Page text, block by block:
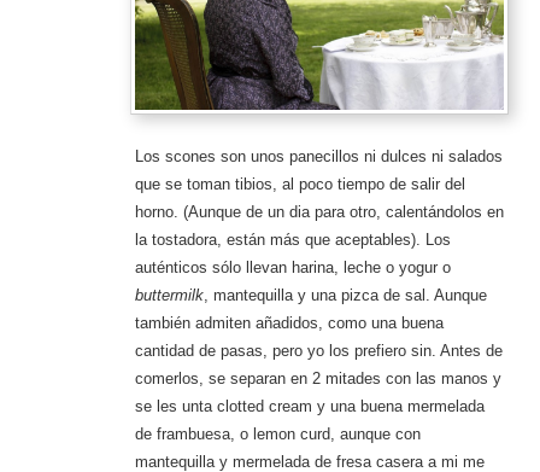
Los scones son unos panecillos ni dulces ni salados
que se toman tibios, al poco tiempo de salir del
horno. (Aunque de un dia para otro, calentándolos en
la tostadora, están más que aceptables). Los
auténticos sólo llevan harina, leche o yogur o
buttermilk, mantequilla y una pizca de sal. Aunque
también admiten añadidos, como una buena
cantidad de pasas, pero yo los prefiero sin. Antes de
comerlos, se separan en 2 mitades con las manos y
se les unta clotted cream y una buena mermelada
de frambuesa, o lemon curd, aunque con
mantequilla y mermelada de fresa casera a mi me